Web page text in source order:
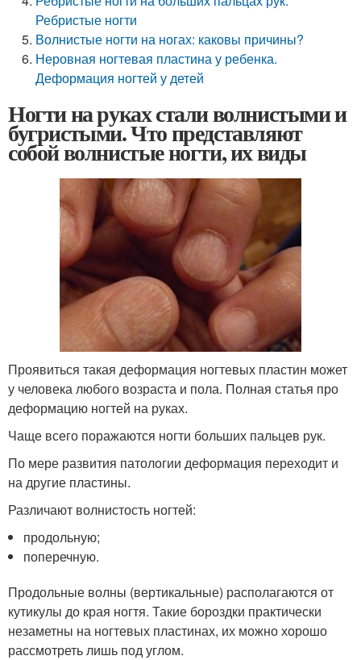
Ребристые ногти
Волнистые ногти на ногах: каковы причины?
Неровная ногтевая пластина у ребенка.
Деформация ногтей у детей
Ногти на руках стали волнистыми и
бугристыми. Что представляют
собой волнистые ногти, их виды
Проявиться такая деформация ногтевых пластин может
у человека любого возраста и пола. Полная статья про
деформацию ногтей на руках.
Чаще всего поражаются ногти больших пальцев рук.
По мере развития патологии деформация переходит и
на другие пластины.
Различают волнистость ногтей:
продольную;
поперечную.
Продольные волны (вертикальные) располагаются от
кутикулы до края ногтя. Такие бороздки практически
незаметны на ногтевых пластинах, их можно хорошо
рассмотреть лишь под углом.